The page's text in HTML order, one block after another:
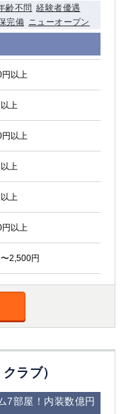
齢不問 経験者優遇
完備 ニューオープン
円以上
上
円以上
上
上
円以上
2,500円
ラブ）
7部屋！内装数億円